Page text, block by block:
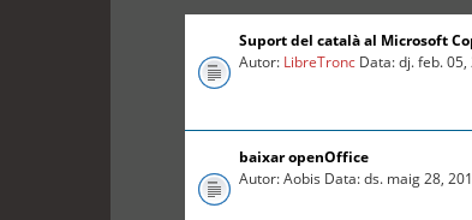
Suport del català al Microsoft
Autor: LibreTronc Data: dj. feb.
baixar openOffice
Autor: Aobis Data: ds. maig 28,